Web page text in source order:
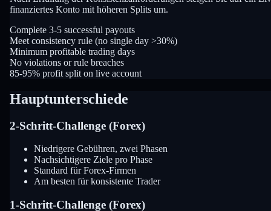
finanziertes Konto mit höheren Splits um.
Complete 3-5 successful payouts
Meet consistency rule (no single day >30%)
Minimum profitable trading days
No violations or rule breaches
85-95% profit split on live account
Hauptunterschiede
2-Schritt-Challenge (Forex)
Niedrigere Gebühren, zwei Phasen
Nachsichtigere Ziele pro Phase
Standard für Forex-Firmen
Am besten für konsistente Trader
1-Schritt-Challenge (Forex)